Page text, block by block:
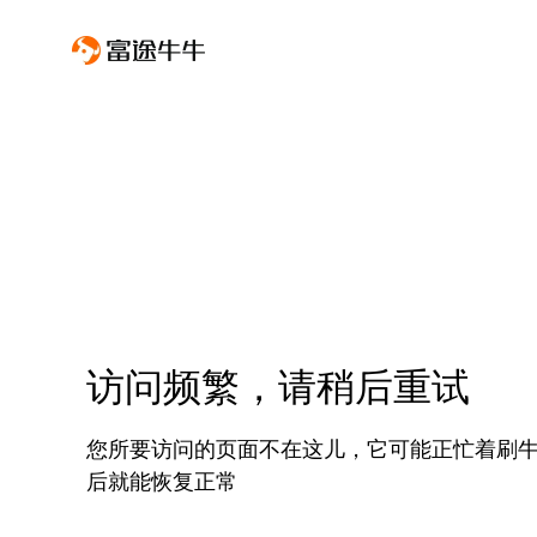
访问频繁，请稍后重试
您所要访问的页面不在这儿，它可能正忙着刷
后就能恢复正常